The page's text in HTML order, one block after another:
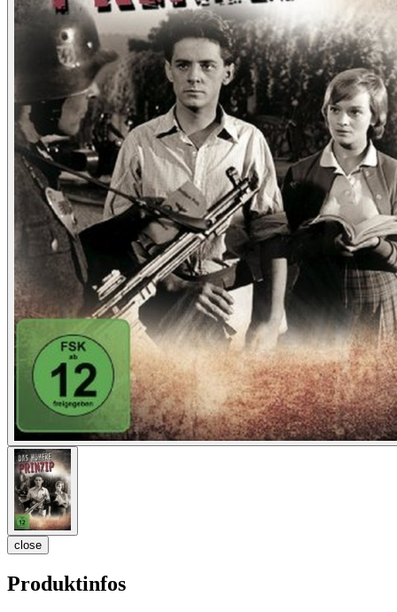
close
Produktinfos